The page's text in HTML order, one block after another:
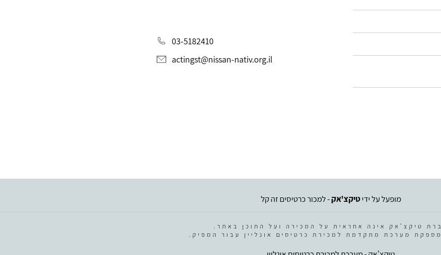
03-5182410
actingst@nissan-nativ.org.il
מופעל על ידיטיקצ'אק- למכור כרטיסים זה קל
טיקצ'אק אינה אחראית על המכירה ועל התוכן באתר.
מערכת מתקדמת למכירת כרטיסים אונליין עבור המפיק.